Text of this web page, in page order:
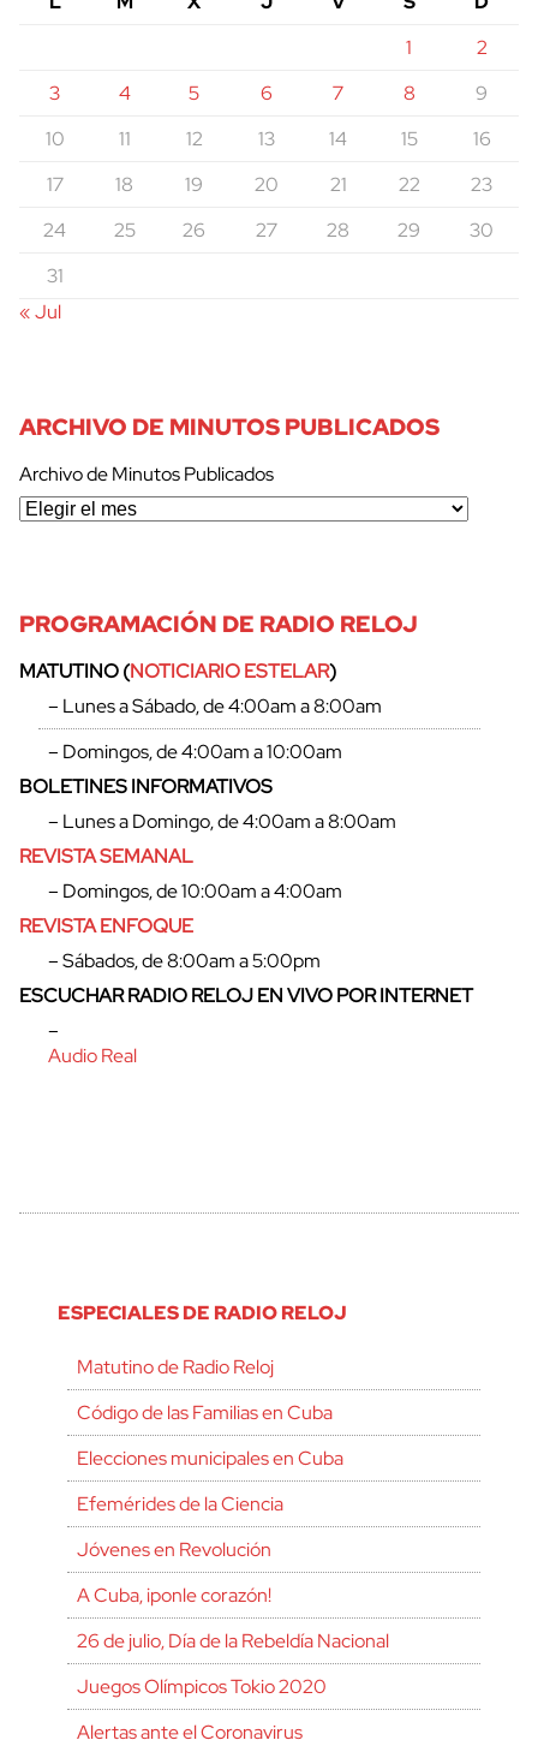
1
2
3
4 5 6 7 8
9
10
11 12 13 14 15
16
17
18 19 20 21 22
23
24
25 26 27 28 29
30
31
« Jul
ARCHIVO DE MINUTOS PUBLICADOS
Archivo de Minutos Publicados
PROGRAMACIÓN DE RADIO RELOJ
MATUTINO (NOTICIARIO ESTELAR)
– Lunes a Sábado, de 4:00am a 8:00am
– Domingos, de 4:00am a 10:00am
BOLETINES INFORMATIVOS
– Lunes a Domingo, de 4:00am a 8:00am
REVISTA SEMANAL
– Domingos, de 10:00am a 4:00am
REVISTA ENFOQUE
– Sábados, de 8:00am a 5:00pm
ESCUCHAR RADIO RELOJ EN VIVO POR INTERNET
–
Audio Real
ESPECIALES DE RADIO RELOJ
Matutino de Radio Reloj
Código de las Familias en Cuba
Elecciones municipales en Cuba
Efemérides de la Ciencia
Jóvenes en Revolución
A Cuba, ¡ponle corazón!
26 de julio, Día de la Rebeldía Nacional
Juegos Olímpicos Tokio 2020
Alertas ante el Coronavirus